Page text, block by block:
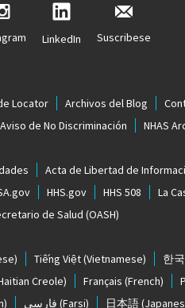
LinkedIn Suscribese
Locator Archivos del Blog
Aviso de No Discriminación NHAS
Acta de Libertad de
HHS.gov HHS 508 La
de Salud (OASH)
Tiếng Việt(Vietnamese) 한
Creole) Français (French)
فارسی (Farsi) 日本語